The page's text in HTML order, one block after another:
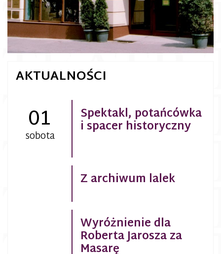
AKTUALNOŚCI
01
sobota
Spektakl, potańcówka
i spacer historyczny
Z archiwum lalek
Wyróżnienie dla
Roberta Jarosza za
Masarę